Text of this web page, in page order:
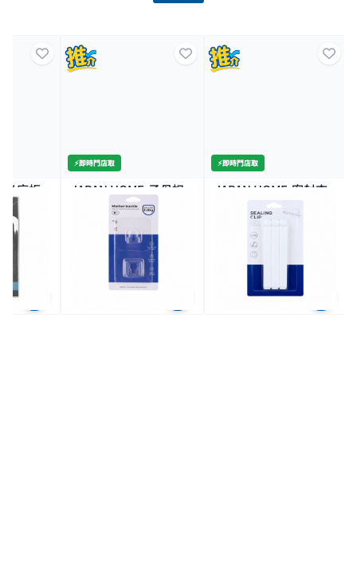
坐廁板
⚡️即時門店取
JAPAN HOME-子母扣
$10.9
全場買4送1(共選5件商品)
⚡️即時門店取
JAPAN HOME-密封夾
$10.9
全場買4送1(共選5件商品)